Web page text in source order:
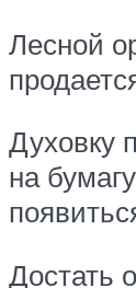
Лесной
Духовку
на
Достать